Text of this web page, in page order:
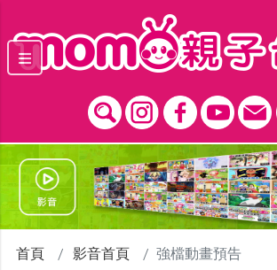
首頁 影音首頁 強檔動畫預告